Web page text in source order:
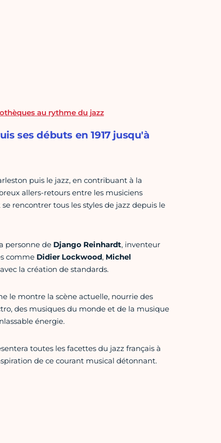
au rythme du jazz
ses débuts en 1917 jusqu'à
puis le jazz, en contribuant à la
allers-retours entre les musiciens
rencontrer tous les styles de jazz depuis le
personne de Django Reinhardt, inventeur
comme Didier Lockwood, Michel
la création de standards.
le montre la scène actuelle, nourrie des
des musiques du monde et de la musique
énergie.
toutes les facettes du jazz français à
de ce courant musical détonnant.